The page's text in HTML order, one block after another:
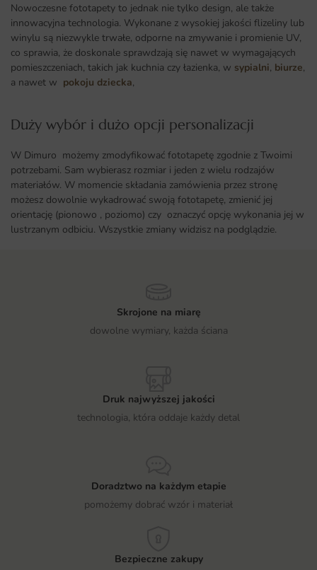
Nowoczesne fototapety to jednak nie tylko design, ale także
innowacyjna technologia. Wykonane z wysokiej jakości flizeliny lub
winylu są niezwykle trwałe, odporne na zmywanie i promienie UV,
co sprawia, że doskonale sprawdzają się nawet w wymagających
pomieszczeniach, takich jak kuchnia czy łazienka, w sypialni, biurze,
a nawet w pokoju dziecka,
Duży wybór i dużo opcji personalizacji ​
W Dimuro możemy zmodyfikować fototapetę zgodnie z Twoimi
potrzebami. Sam wybierasz rozmiar i jeden z wielu rodzajów
materiałów. W momencie składania zamówienia przez stronę
możesz dowolnie wykadrować swoją fototapetę, zmienić jej
orientację (pionowo , poziomo) czy oznaczyć opcję wykonania jej w
lustrzanym odbiciu. Wszystkie zmiany widzisz na podglądzie.
Skrojone na miarę
dowolne wymiary, każda ściana
Druk najwyższej jakości
technologia, która oddaje każdy detal
Doradztwo na każdym etapie
pomożemy dobrać wzór i materiał
Bezpieczne zakupy